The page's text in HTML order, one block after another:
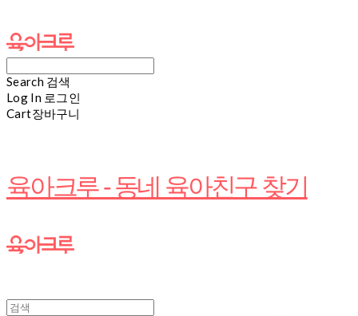
Search 검색
Log In 로그인
Cart장바구니
육아크루 - 동네 육아친구 찾기